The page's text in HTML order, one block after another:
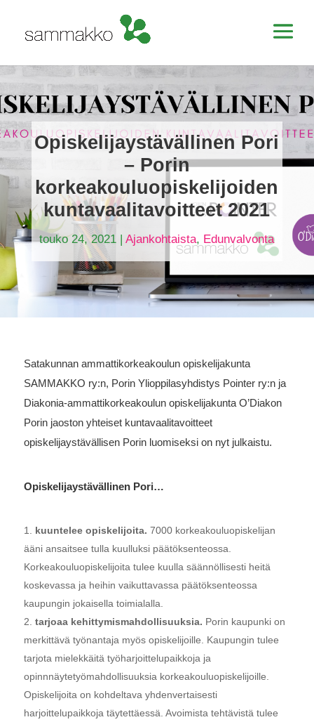
Opiskelijaystävällinen Pori
– Porin
korkeakouluopiskelijoiden
kuntavaalitavoitteet 2021
touko 24, 2021 |Ajankohtaista, Edunvalvonta
Satakunnan ammattikorkeakoulun opiskelijakunta
SAMMAKKO ry:n, Porin Ylioppilasyhdistys Pointer ry:n ja
Diakonia-ammattikorkeakoulun opiskelijakunta O’Diakon
Porin jaoston yhteiset kuntavaalitavoitteet
opiskelijaystävällisen Porin luomiseksi on nyt julkaistu.
Opiskelijaystävällinen Pori…
kuuntelee opiskelijoita. 7000 korkeakouluopiskelijan
ääni ansaitsee tulla kuulluksi päätöksenteossa.
Korkeakouluopiskelijoita tulee kuulla säännöllisesti heitä
koskevassa ja heihin vaikuttavassa päätöksenteossa
kaupungin jokaisella toimialalla.
tarjoaa kehittymismahdollisuuksia. Porin kaupunki on
merkittävä työnantaja myös opiskelijoille. Kaupungin tulee
tarjota mielekkäitä työharjoittelupaikkoja ja
opinnnäytetyömahdollisuuksia korkeakouluopiskelijoille.
Opiskelijoita on kohdeltava yhdenvertaisesti
harjoittelupaikkoja täytettäessä. Avoimista tehtävistä tulee